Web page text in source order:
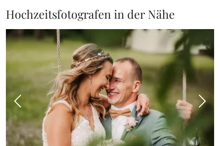
Hochzeitsfotografen in der Nähe
Vorheriges Bild